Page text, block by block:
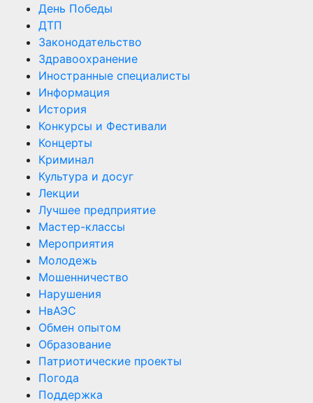
День Победы
ДТП
Законодательство
Здравоохранение
Иностранные специалисты
Информация
История
Конкурсы и Фестивали
Концерты
Криминал
Культура и досуг
Лекции
Лучшее предприятие
Мастер-классы
Мероприятия
Молодежь
Мошенничество
Нарушения
НвАЭС
Обмен опытом
Образование
Патриотические проекты
Погода
Поддержка